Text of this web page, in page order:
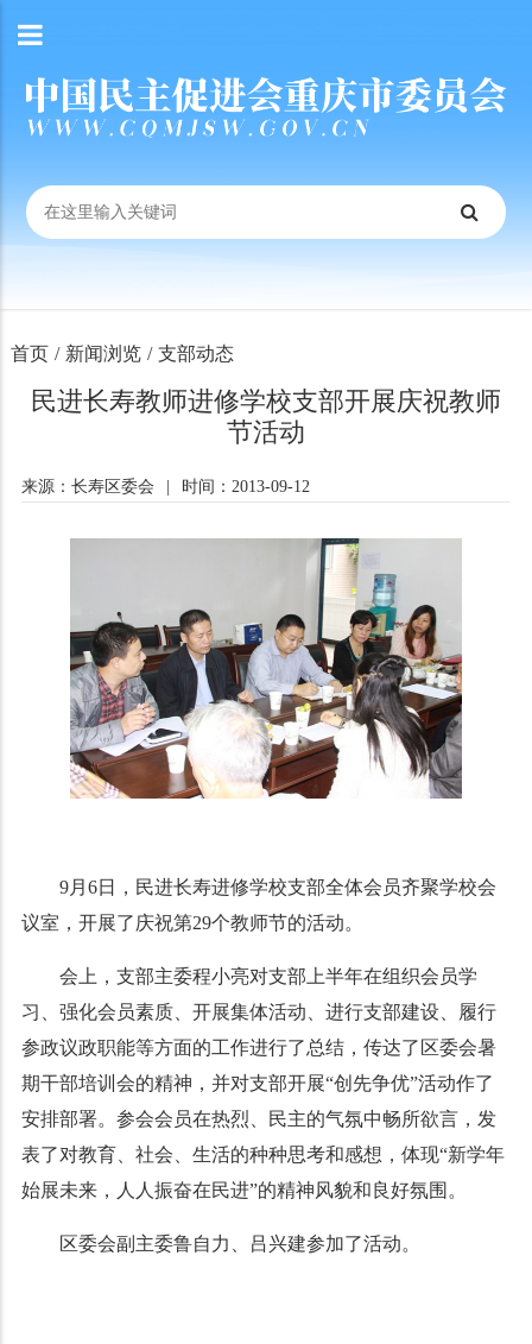
首页 / 新闻浏览 / 支部动态
民进长寿教师进修学校支部开展庆祝教师
节活动
来源：长寿区委会 时间：2013-09-12
9月6日，民进长寿进修学校支部全体会员齐聚学校会
议室，开展了庆祝第29个教师节的活动。
会上，支部主委程小亮对支部上半年在组织会员学
习、强化会员素质、开展集体活动、进行支部建设、履行
参政议政职能等方面的工作进行了总结，传达了区委会暑
期干部培训会的精神，并对支部开展“创先争优”活动作了
安排部署。参会会员在热烈、民主的气氛中畅所欲言，发
表了对教育、社会、生活的种种思考和感想，体现“新学年
始展未来，人人振奋在民进”的精神风貌和良好氛围。
区委会副主委鲁自力、吕兴建参加了活动。